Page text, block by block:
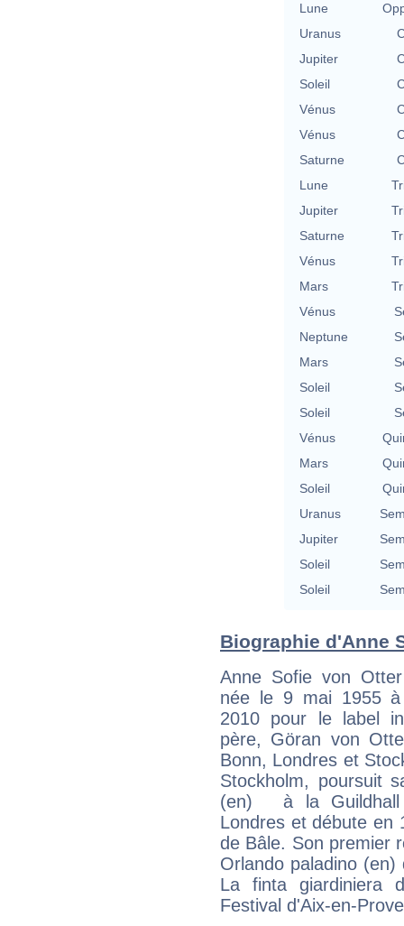
Lune
Uranus
Jupiter
Soleil
Vénus
Vénus
Saturne
Lune
Jupiter
Saturne
Vénus
Mars
Vénus
Neptune
Mars
Soleil
Soleil
Vénus
Mars
Soleil
Uranus
Jupiter
Soleil
Soleil
Biographie d'Anne
Anne Sofie von
née le 9 mai 1955 à
2010 pour le label
père, Göran von
Bonn, Londres et
Stockholm, poursuit
(en) à la Guildhall
Londres et débute en
de Bâle. Son premier
Orlando paladino
La finta giardiniera
Festival d'Aix-en-